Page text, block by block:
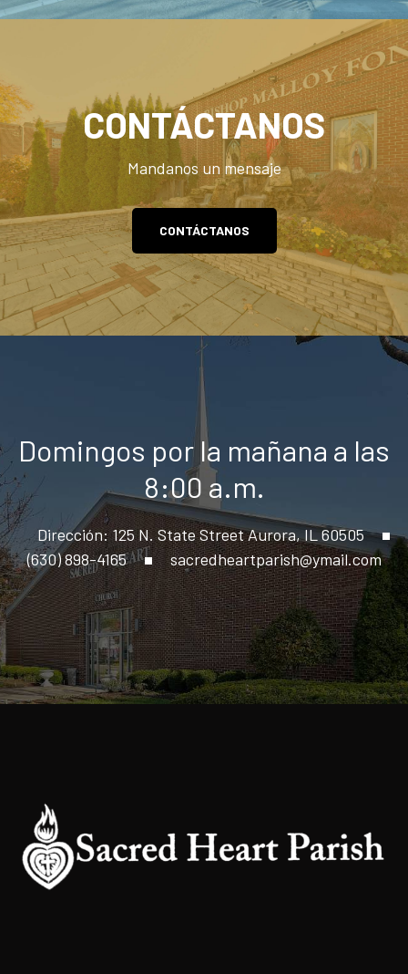
CONTÁCTANOS
Mandanos un mensaje
CONTÁCTANOS
Domingos por la mañana a las
8:00 a.m.
Dirección: 125 N. State Street Aurora, IL 60505
(630) 898-4165
sacredheartparish@ymail.com